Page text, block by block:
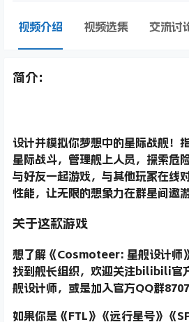
视频介绍 视频选集 交流讨
简介：
设计并模拟你梦想中的星际战舰！
星际战斗，管理舰上人员，探索危
与好友一起游戏，与其他玩家在线
性能，让无限的想象力在群星间遨游
关于这款游戏
想了解《Cosmoteer: 星舰设计师
找到舰长组织，欢迎关注bilibili官
舰设计师，或是加入官方QQ群
如果你是《FTL》《远行星号》《